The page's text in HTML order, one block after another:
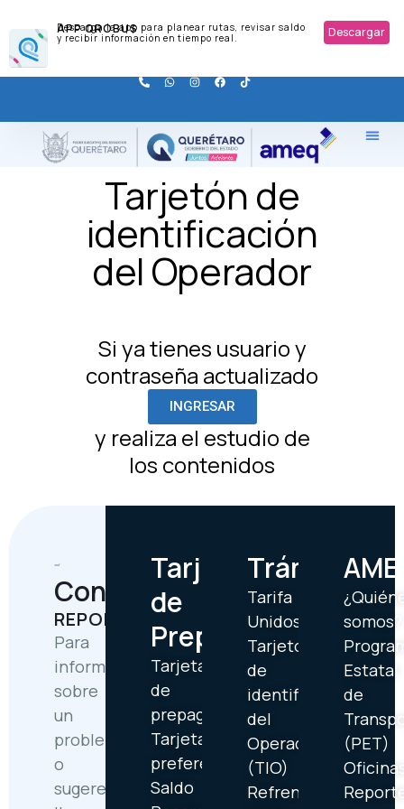
APP QROBUS
Descarga la app para planear rutas, revisar saldo
y recibir información en tiempo real.
Descargar
Tarjetón de
identificación
del Operador
Si ya tienes usuario y
contraseña actualizado
INGRESAR
y realiza el estudio de
los contenidos
Contáctanos
REPORTES
Para
informar
sobre
un
problema
o
sugerencia,
Tarjetas
de
Prepago
Tarjetas
de
prepago
Tarjetas
preferentes
Saldo
Trámites
Tarifa
Unidos
Tarjetón
de
identificación
del
Operador
(TIO)
Refrendo
somos?
Estatal
de
(PET)